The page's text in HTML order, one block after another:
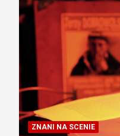
ZNANI NA SCENIE